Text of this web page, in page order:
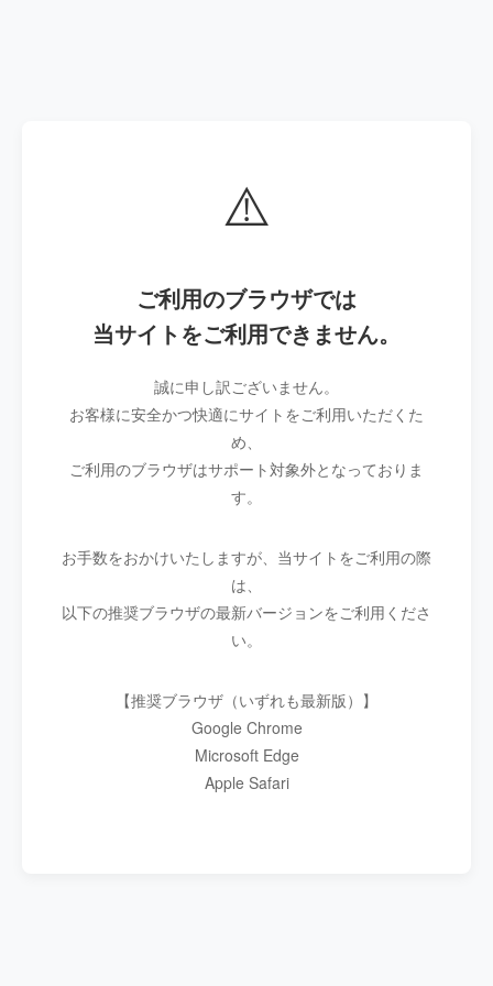
⚠️
ご利用のブラウザでは
当サイトをご利用できません。
誠に申し訳ございません。
お客様に安全かつ快適にサイトをご利用いただくた
め、
ご利用のブラウザはサポート対象外となっておりま
す。
お手数をおかけいたしますが、当サイトをご利用の際
は、
以下の推奨ブラウザの最新バージョンをご利用くださ
い。
【推奨ブラウザ（いずれも最新版）】
Google Chrome
Microsoft Edge
Apple Safari